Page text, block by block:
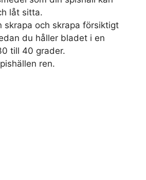
låt sitta.
skrapa och skrapa försiktigt
du håller bladet i en
till 40 grader.
ren.